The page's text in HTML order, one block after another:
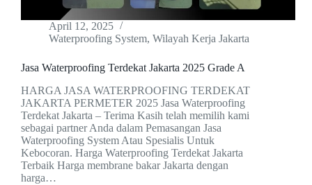
April 12, 2025
Waterproofing System, Wilayah Kerja Jakarta
Jasa Waterproofing Terdekat Jakarta 2025 Grade A
HARGA JASA WATERPROOFING TERDEKAT
JAKARTA PERMETER 2025 Jasa Waterproofing
Terdekat Jakarta – Terima Kasih telah memilih kami
sebagai partner Anda dalam Pemasangan Jasa
Waterproofing System Atau Spesialis Untuk
Kebocoran. Harga Waterproofing Terdekat Jakarta
Terbaik Harga membrane bakar Jakarta dengan
harga…